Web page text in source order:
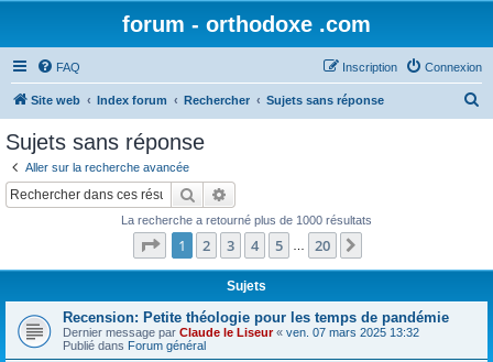
forum - orthodoxe .com
FAQ Connexion
Inscription
Site web Index forum Rechercher Sujets sans réponse
Sujets sans réponse
Aller sur la recherche avancée
Rechercher
La recherche a retourné plus de 1000 résultats
Page 1sur20
1 2 3 4 5 20
Sujets
Recension: Petite théologie pour les temps de pandémie
Dernier message par Claude le Liseur« ven. 07 mars 2025 13:32
Publié dans Forum général